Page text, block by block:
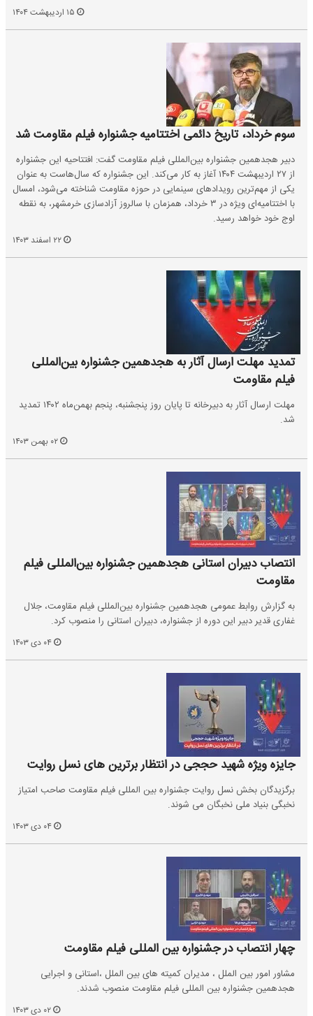
سوم خرداد، تاریخ دائمی اختتامیه جشنواره فیلم مقاومت شد
دبیر هجدهمین جشنواره بین‌المللی فیلم مقاومت گفت: افتتاحیه این جشنواره
از ۲۷ اردیبهشت ۱۴۰۴ آغاز به کار می‌کند. این جشنواره که سال‌هاست به عنوان
یکی از مهم‌ترین رویدادهای سینمایی در حوزه مقاومت شناخته می‌شود، امسال
با اختتامیه‌ای ویژه در ۳ خرداد، همزمان با سالروز آزادسازی خرمشهر، به نقطه
اوج خود خواهد رسید.
تمدید مهلت ارسال آثار به هجدهمین جشنواره بین‌المللی
فیلم مقاومت
مهلت ارسال آثار به دبیرخانه تا پایان روز پنجشنبه، پنجم بهمن‌ماه ۱۴۰۲ تمدید
شد.
انتصاب دبیران استانی هجدهمین جشنواره بین‌المللی فیلم
مقاومت
به گزارش روابط عمومی هجدهمین جشنواره بین‌المللی فیلم مقاومت، جلال
غفاری قدیر دبیر این دوره از جشنواره، دبیران استانی را منصوب کرد.
جایزه ویژه شهید حججی در انتظار برترین های نسل روایت
برگزیدگان بخش نسل روایت جشنواره بین المللی فیلم مقاومت صاحب امتیاز
نخبگی بنیاد ملی نخبگان می شوند.
چهار انتصاب در جشنواره بین المللی فیلم مقاومت
مشاور امور بین الملل ، مدیران کمیته های بین الملل ،استانی و اجرایی
هجدهمین جشنواره بین المللی فیلم مقاومت منصوب شدند.